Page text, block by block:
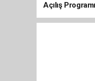
Açılış